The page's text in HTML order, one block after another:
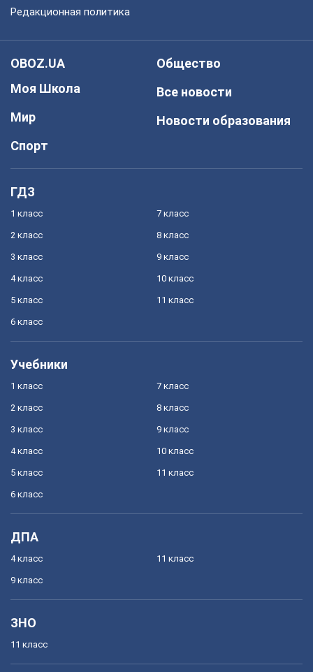
Редакционная политика
OBOZ.UA
Моя Школа
Мир
Спорт
Общество
Все новости
Новости образования
ГДЗ
1 класс
2 класс
3 класс
4 класс
5 класс
6 класс
7 класс
8 класс
9 класс
10 класс
11 класс
Учебники
1 класс
2 класс
3 класс
4 класс
5 класс
6 класс
7 класс
8 класс
9 класс
10 класс
11 класс
ДПА
4 класс
9 класс
11 класс
ЗНО
11 класс